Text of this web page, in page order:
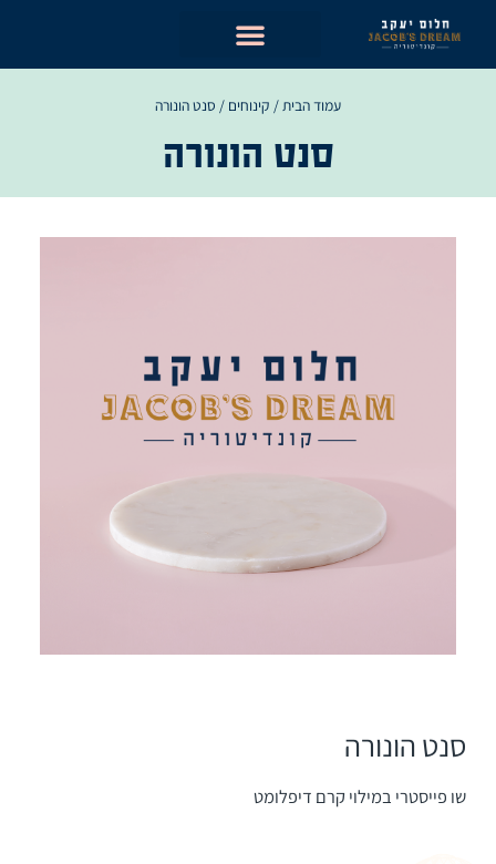
עמוד הבית/ קינוחים / סנט הונורה
סנט הונורה
סנט הונורה
שו פייסטרי במילוי קרם דיפלומט